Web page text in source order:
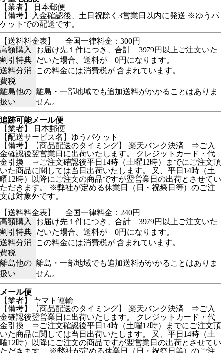
【業者】 日本郵便
【備考】入金確認後、土日祝除く3営業日以内に発送 ※ゆうパ
ケットでの配送です。
【送料料金表】
全国一律料金：300円
高額購入
割引特典
お届け先１件につき、合計 3979円以上ご注文いた
だいた場合、送料が 0円になります。
送料分消
費税
この料金には消費税が 含まれています。
離島他の
扱い
離島・一部地域でも追加送料がかかることはありま
せん。
追跡可能メール便
【業者】 日本郵便
【配送サービス名】ゆうパケット
【備考】【商品配送のタイミング】 楽天バンク決済 ⇒ご入
金確認後翌営業日に出荷いたします。 クレジットカード・代
金引換 ⇒ご注文確認後平日14時（土曜12時）までにご注文頂
いた商品に関しては当日出荷いたします。 又、平日14時（土
曜12時）以降にご注文の商品ですが翌営業日の出荷とさせてい
ただきます。 ※弊社が定める休業日（日・祝祭日等）のご注
文は対象外です。
【送料料金表】
全国一律料金：240円
高額購入
割引特典
お届け先１件につき、合計 3979円以上ご注文いた
だいた場合、送料が 0円になります。
送料分消
費税
この料金には消費税が 含まれています。
離島他の
扱い
離島・一部地域でも追加送料がかかることはありま
せん。
メール便
【業者】 ヤマト運輸
【備考】【商品配送のタイミング】 楽天バンク決済 ⇒ご入
金確認後翌営業日に出荷いたします。 クレジットカード・代
金引換 ⇒ご注文確認後平日14時（土曜12時）までにご注文頂
いた商品に関しては当日出荷いたします。 又、平日14時（土
曜12時）以降にご注文の商品ですが翌営業日の出荷とさせてい
ただきます。 ※弊社が定める休業日（日・祝祭日等）のご注